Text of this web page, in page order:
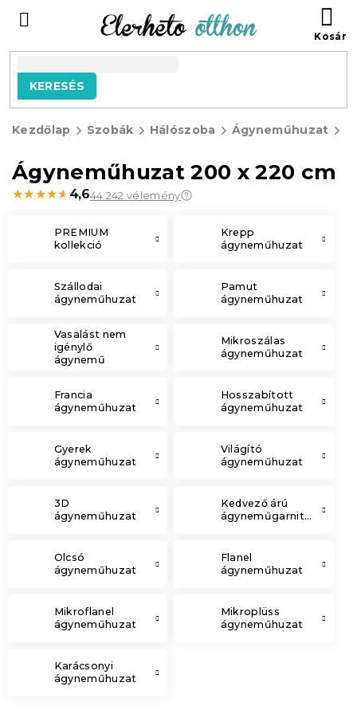
tartalomhoz
KERESÉS
Kezdőlap Szobák Hálószoba Ágyneműhuzat
Ágyneműhuzat 200 x 220 cm
★★★★★
★★★★★ 4,644 242 vélemény
PREMIUM
kollekció
Krepp
ágyneműhuzat
Szállodai
ágyneműhuzat
Pamut
ágyneműhuzat
Vasalást nem
igénylő
ágynemű
Mikroszálas
ágyneműhuzat
Francia
ágyneműhuzat
Hosszabított
ágyneműhuzat
Gyerek
ágyneműhuzat
Világító
ágyneműhuzat
3D
ágyneműhuzat
Kedvező árú
ágyneműgarnitúrák
Olcsó
ágyneműhuzat
Flanel
ágyneműhuzat
Mikroflanel
ágyneműhuzat
Mikroplüss
ágyneműhuzat
Karácsonyi
ágyneműhuzat